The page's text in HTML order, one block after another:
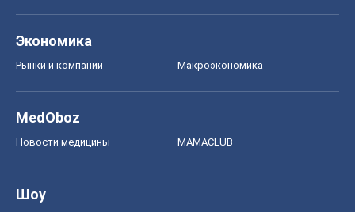
Экономика
Рынки и компании Mакроэкономика
MedOboz
Новости медицины MAMACLUB
Шоу